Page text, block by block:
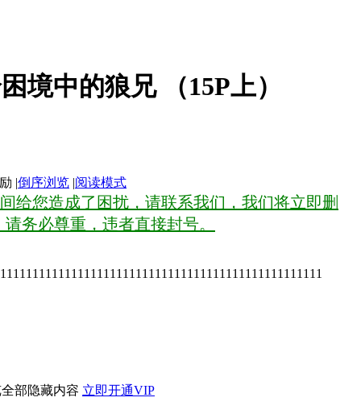
境中的狼兄 （15P上）
|倒序浏览 |阅读模式
给您造成了困扰，请联系我们，我们将立即删
务必尊重，违者直接封号。
部隐藏内容 立即开通VIP